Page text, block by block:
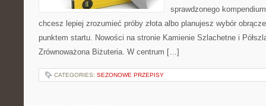
sprawdzonego
chcesz lepiej zrozumieć próby złota albo planujesz wybór
punktem startu. Nowości na stronie Kamienie Szlachetne i
Zrównoważona Biżuteria. W centrum […]
CATEGORIES: SEZONOWE PRZEPISY